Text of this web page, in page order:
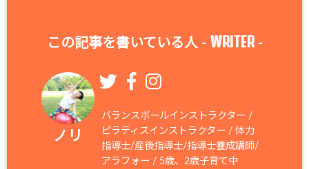
この記事を書いている人 - WRITER-
ノリ
バランスボールインストラクター /
ピラティスインストラクター / 体力
指導士/産後指導士/指導士養成講師/
アラフォー / 5歳、2歳子育て中